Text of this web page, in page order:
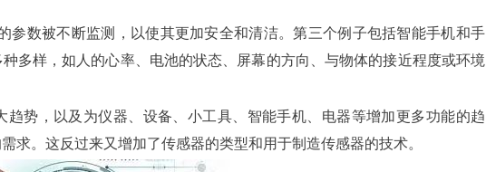
参数被不断监测，以使其更加安全和清洁。第三个例子包括智能手机和手
多样，如人的心率、电池的状态、屏幕的方向、与物体的接近程度或环境
势，以及为仪器、设备、小工具、智能手机、电器等增加更多功能的趋
求。这反过来又增加了传感器的类型和用于制造传感器的技术。